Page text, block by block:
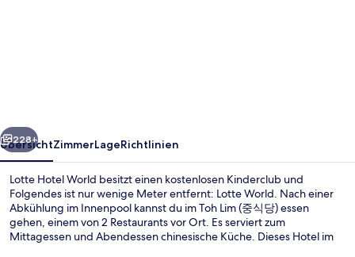
Weiter
228+
ÜbersichtZimmerLageRichtlinien
Lotte Hotel World besitzt einen kostenlosen Kinderclub und
Folgendes ist nur wenige Meter entfernt: Lotte World. Nach einer
Abkühlung im Innenpool kannst du im Toh Lim (중식당) essen
gehen, einem von 2 Restaurants vor Ort. Es serviert zum
Mittagessen und Abendessen chinesische Küche. Dieses Hotel im